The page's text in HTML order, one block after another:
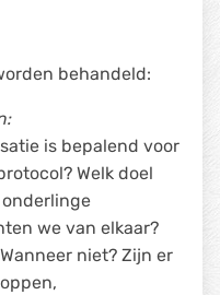
behandeld:
is bepalend voor
Welk doel
onderlinge
we van elkaar?
niet? Zijn er